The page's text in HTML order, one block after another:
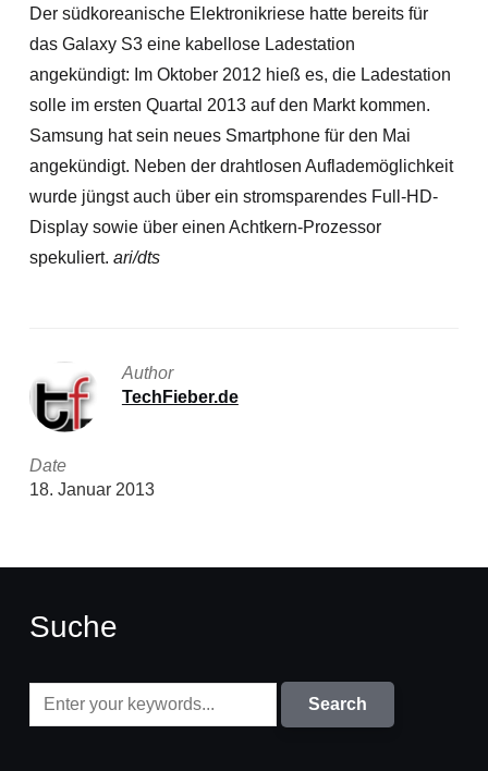
Der südkoreanische Elektronikriese hatte bereits für
das Galaxy S3 eine kabellose Ladestation
angekündigt: Im Oktober 2012 hieß es, die Ladestation
solle im ersten Quartal 2013 auf den Markt kommen.
Samsung hat sein neues Smartphone für den Mai
angekündigt. Neben der drahtlosen Auflademöglichkeit
wurde jüngst auch über ein stromsparendes Full-HD-
Display sowie über einen Achtkern-Prozessor
spekuliert. ari/dts
Author
TechFieber.de
Date
18. Januar 2013
Suche